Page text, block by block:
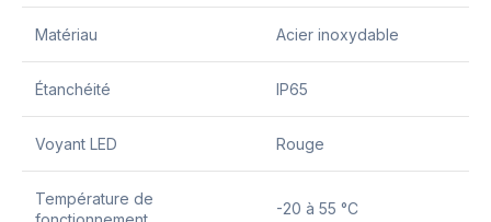
Matériau Acier inoxydable
Étanchéité IP65
Voyant LED Rouge
Température de
-20 à 55 °C